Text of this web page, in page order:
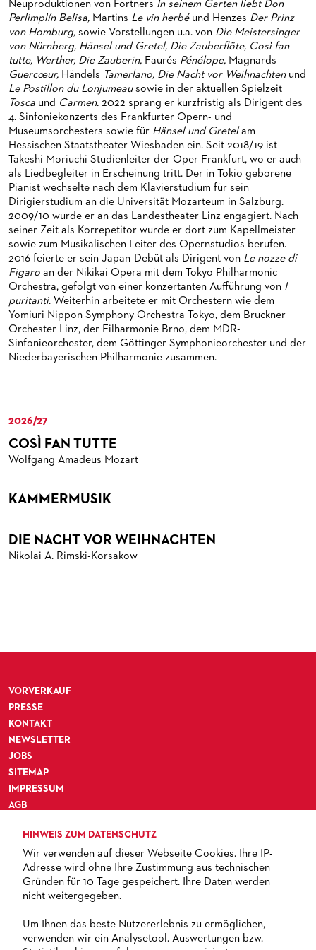
HAPPY NEW EARS
FÜHRUNGEN EXKLUSIV FÜR ABONNENT*INNEN
FRIEDMAN IN DER OPER
SNEAK IN
MUSEUMSUFERFEST 2026
BRÜCHE – DEMORKATIE IN ZEITEN IHRER REGRESSION
SILVESTERFEIER
FÜR ERWACHSENE
FÜR KITAS UND SCHULEN
PRODUKTIONS­TEAMS
DIRIGENTEN / REPETITOREN
OPERNSTUDIO
THEATERLEITUNG
KÜNSTLERISCHER BETRIEB OPER
STÄDTISCHE BÜHNEN FRANKFURT GMBH
ORCHESTER
DAS FRANKFURTER OPERN- UND MUSEUMS­ORCHESTER
GENERAL­MUSIKDIREKTOR
MITGLIEDER DES ORCHESTERS
PAUL-HINDEMITH-ORCHESTER­AKADEMIE
HISTORIE DES ORCHESTERS
STELLEN­ANGEBOTE ORCHESTER UND AKADEMIE
CHOR
KINDERCHOR
PRESSE
KONTAKT
PRESSE­MITTEILUNGEN
PRESSEFOTOS
MATERIALIEN
NEWS
UMBESETZUNGEN
MEDIATHEK
BLOG
BLOG
FÜR STUDIERENDE
NEWSLETTER
FANSHOP
PUBLIKATIONEN
VERMIETUNGEN
ÜBERSICHT SERIEN
ABONNEMENT-BEDINGUNGEN / INFORMATION
KONTAKT ABO-SERVICE
OPERN-ABOS: GÜNSTIG, FLEXIBEL, EXKLUSIV
PATRONATSVEREIN
OPERNGALA
PARTNER UND SPENDEN
UNSERE PARTNER
PARTNER­ WERDEN
SPENDEN
Neuproduktionen von Fortners In seinem Gar­ten liebt Don
Perlimplín Belisa, Martins Le vin herbé und Henzes Der Prinz
von Homburg, sowie Vorstellungen u.a. von Die Meistersinger
von Nürnberg, Hänsel und Gretel, Die Zauberflöte, Così fan
tutte, Werther, Die Zauberin, Faurés Pénélope, Magnards
Guercœur, Händels Tamer­lano, Die Nacht vor Weihnachten und
Le Postillon du Lonjumeausowie in der aktuellen Spielzeit
Tosca und Carmen. 2022 sprang er kurzfristig als Dirigent des
4. Sinfoniekonzerts des Frankfurter Opern- und
Museumsorchesters sowie für Hänsel und Gretelam
Hessischen Staatstheater Wiesbaden ein. Seit 2018/19 ist
Takeshi Moriuchi Studienleiter der Oper Frankfurt, wo er auch
als Liedbegleiter in Erscheinung tritt. Der in Tokio geborene
Pianist wechselte nach dem Klavierstudium für sein
Dirigierstudium an die Universität Mozarteum in Salzburg.
2009/10 wurde er an das Landestheater Linz engagiert. Nach
seiner Zeit als Korrepetitor wurde er dort zum Kapellmeister
sowie zum Musikalischen Leiter des Opernstudios berufen.
2016 feierte er sein Japan-Debüt als Dirigent von Le nozze di
Figaro an der Nikikai Opera mit dem Tokyo Philharmonic
Orchestra, gefolgt von einer konzertanten Aufführung von I
puritanti. Weiterhin arbeitete er mit Orchestern wie dem
Yomiuri Nippon Symphony Orchestra Tokyo, dem Bruckner
Orchester Linz, der Filharmonie Brno, dem MDR-
Sinfonieorchester, dem Göttinger Symphonieorchester und der
Niederbayerischen Philharmonie zusammen.
2026/27
COSÌ FAN TUTTE
Wolfgang Amadeus Mozart
KAMMERMUSIK
DIE NACHT VOR WEIHNACHTEN
Nikolai A. Rimski-Korsakow
VORVERKAUF
PRESSE
KONTAKT
NEWSLETTER
JOBS
SITEMAP
IMPRESSUM
AGB
BARRIEREFREIHEIT
+ 49 69 212-49494
HINWEIS ZUM DATENSCHUTZ
Wir verwenden auf dieser Webseite Cookies. Ihre IP-
Adresse wird ohne Ihre Zustimmung aus technischen
Gründen für 10 Tage gespeichert. Ihre Daten werden
nicht weitergegeben.
Um Ihnen das beste Nutzererlebnis zu ermöglichen,
verwenden wir ein Analysetool. Auswertungen bzw.